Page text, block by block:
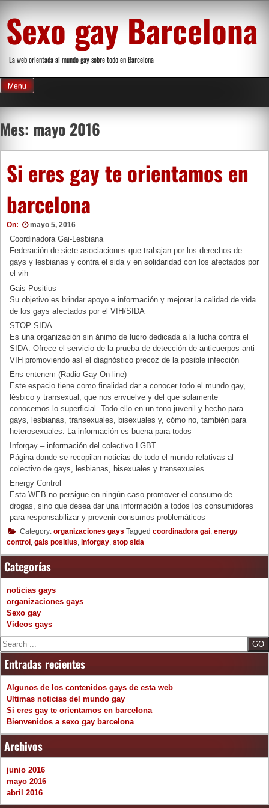
content
Sexo gay Barcelona
La web orientada al mundo gay sobre todo en Barcelona
Menu
Mes: mayo 2016
Si eres gay te orientamos en
barcelona
On: mayo 5, 2016
Coordinadora Gai-Lesbiana
Federación de siete asociaciones que trabajan por los derechos de
gays y lesbianas y contra el sida y en solidaridad con los afectados por
el vih
Gais Positius
Su objetivo es brindar apoyo e información y mejorar la calidad de vida
de los gays afectados por el VIH/SIDA
STOP SIDA
Es una organización sin ánimo de lucro dedicada a la lucha contra el
SIDA. Ofrece el servicio de la prueba de detección de anticuerpos anti-
VIH promoviendo así el diagnóstico precoz de la posible infección
Ens entenem (Radio Gay On-line)
Este espacio tiene como finalidad dar a conocer todo el mundo gay,
lésbico y transexual, que nos envuelve y del que solamente
conocemos lo superficial. Todo ello en un tono juvenil y hecho para
gays, lesbianas, transexuales, bisexuales y, cómo no, también para
heterosexuales. La información es buena para todos
Inforgay – información del colectivo LGBT
Página donde se recopilan noticias de todo el mundo relativas al
colectivo de gays, lesbianas, bisexuales y transexuales
Energy Control
Esta WEB no persigue en ningún caso promover el consumo de
drogas, sino que desea dar una información a todos los consumidores
para responsabilizar y prevenir consumos problemáticos
Category: organizaciones gays Tagged coordinadora gai, energy
control , gais positius, inforgay, stop sida
Categorías
noticias gays
organizaciones gays
Sexo gay
Videos gays
S
e
r
Entradas recientes
Algunos de los contenidos gays de esta web
Ultimas noticias del mundo gay
Si eres gay te orientamos en barcelona
Bienvenidos a sexo gay barcelona
Archivos
junio 2016
mayo 2016
abril 2016